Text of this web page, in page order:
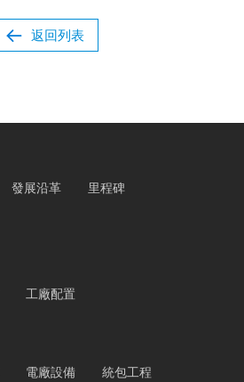
返回列表
發展沿革
里程碑
工廠配置
電廠設備
統包工程